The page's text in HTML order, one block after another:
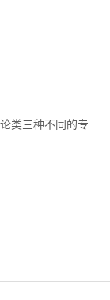
类三种不同的专